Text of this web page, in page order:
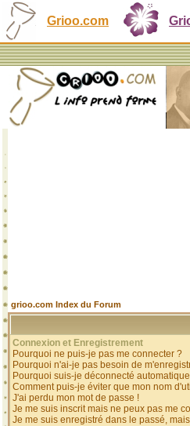
Grioo.com
grioo.com Index du Forum
Connexion et Enregistrement
Pourquoi ne puis-je pas me connecter ?
Pourquoi n'ai-je pas besoin de
Pourquoi suis-je déconnecté
Comment puis-je éviter que mon nom
J'ai perdu mon mot de passe !
Je me suis inscrit mais ne peux pas me
Je me suis enregistré dans le passé,